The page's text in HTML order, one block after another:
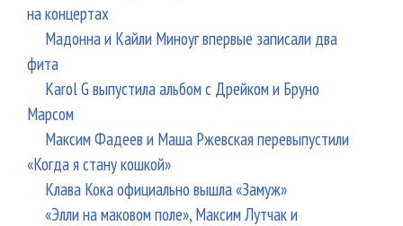
на концертах
Мадонна и Кайли Миноуг впервые записали два
фита
Karol G выпустила альбом с Дрейком и Бруно
Марсом
Максим Фадеев и Маша Ржевская перевыпустили
«Когда я стану кошкой»
Клава Кока официально вышла «Замуж»
«Элли на маковом поле», Максим Лутчак и